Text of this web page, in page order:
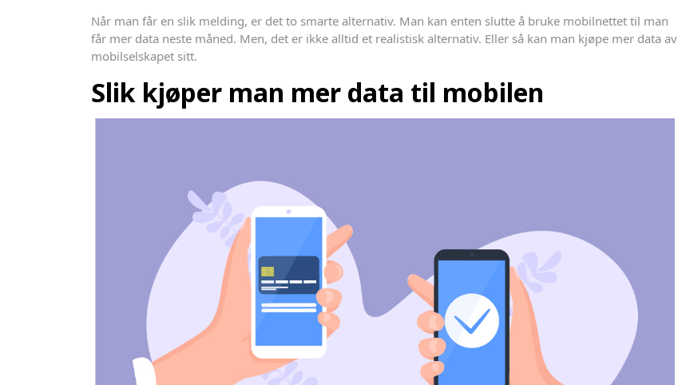
Når man får en slik melding, er det to smarte alternativ. Man kan enten slutte å bruke mobilnettet til man
får mer data neste måned. Men, det er ikke alltid et realistisk alternativ. Eller så kan man kjøpe mer data av
mobilselskapet sitt.
Slik kjøper man mer data til mobilen